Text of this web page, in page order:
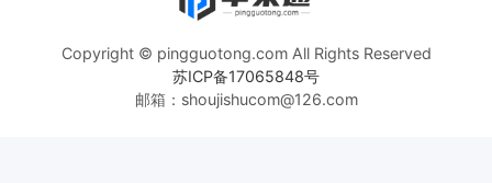
Copyright © pingguotong.com All Rights Reserved
苏ICP备17065848号
邮箱：shoujishucom@126.com